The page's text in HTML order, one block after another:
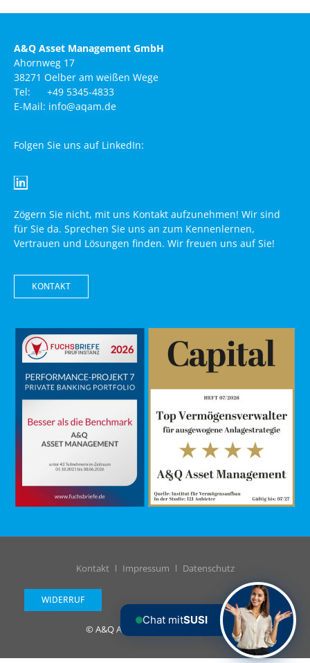
A&Q Asset Management GmbH
Ahornweg 17
38271 Oelber am weißen Wege
Tel: +49 5345-4833
E-Mail: info@aqam.de
Folgen Sie uns auf LinkedIn:
Zögern Sie nicht, mit uns Kontakt aufzunehmen! Wir sind
für Sie da. Sprechen Sie uns an zum Kennenlernen,
Vertrauen und Lösungen finden. Wir freuen uns auf Sie!
KONTAKT
Kontakt Impressum Datenschutz
WIDERRUF
© A&Q Asset Management GmbH
Chat mitSUSI